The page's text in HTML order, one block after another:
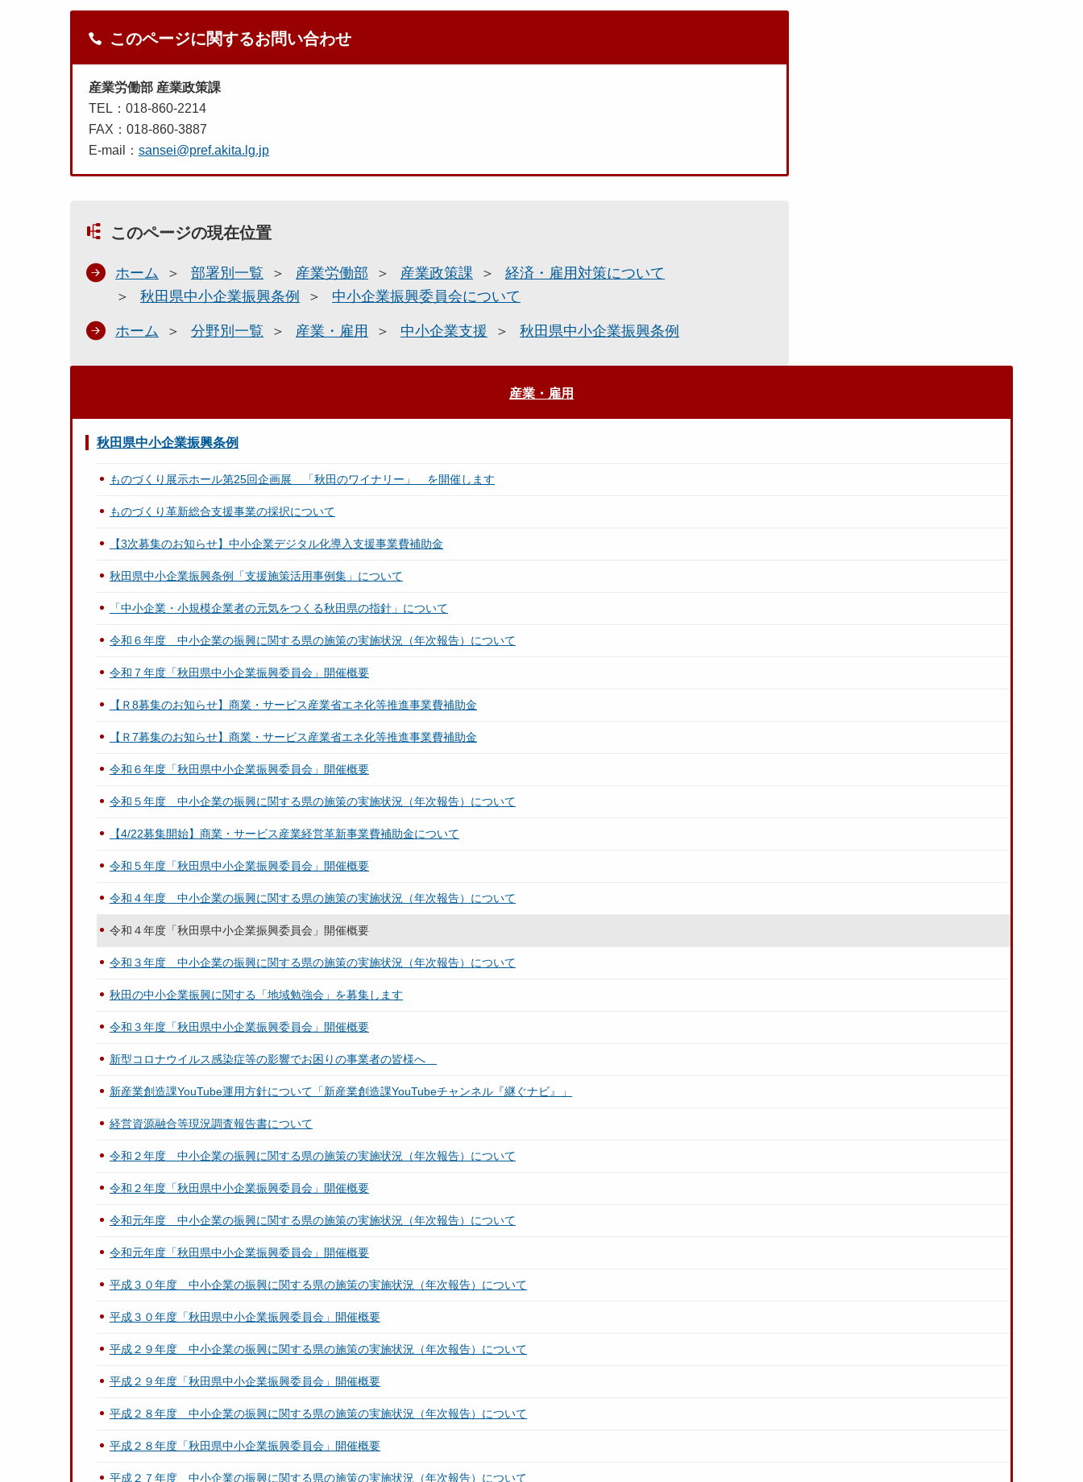
このページに関するお問い合わせ
産業労働部 産業政策課
TEL：018-860-2214
FAX：018-860-3887
E-mail： sansei@pref.akita.lg.jp
このページの現在位置
ホーム 部署別一覧 産業労働部 産業政策課
経済・雇用対策について
秋田県中小企業振興条例
中小企業振興委員会について
ホーム 分野別一覧 産業・雇用 中小企業支援 秋田県中小企業振興条例
産業・雇用
秋田県中小企業振興条例
ものづくり展示ホール第25回企画展 「秋田のワイナリー」 を開催します
ものづくり革新総合支援事業の採択について
【3次募集のお知らせ】中小企業デジタル化導入支援事業費補助金
秋田県中小企業振興条例「支援施策活用事例集」について
「中小企業・小規模企業者の元気をつくる秋田県の指針」について
令和６年度 中小企業の振興に関する県の施策の実施状況（年次報告）について
令和７年度「秋田県中小企業振興委員会」開催概要
【Ｒ8募集のお知らせ】商業・サービス産業省エネ化等推進事業費補助金
【Ｒ7募集のお知らせ】商業・サービス産業省エネ化等推進事業費補助金
令和６年度「秋田県中小企業振興委員会」開催概要
令和５年度 中小企業の振興に関する県の施策の実施状況（年次報告）について
【4/22募集開始】商業・サービス産業経営革新事業費補助金について
令和５年度「秋田県中小企業振興委員会」開催概要
令和４年度 中小企業の振興に関する県の施策の実施状況（年次報告）について
令和４年度「秋田県中小企業振興委員会」開催概要
令和３年度 中小企業の振興に関する県の施策の実施状況（年次報告）について
秋田の中小企業振興に関する「地域勉強会」を募集します
令和３年度「秋田県中小企業振興委員会」開催概要
新型コロナウイルス感染症等の影響でお困りの事業者の皆様へ
新産業創造課YouTube運用方針について「新産業創造課YouTubeチャンネル『継ぐナビ』」
経営資源融合等現況調査報告書について
令和２年度 中小企業の振興に関する県の施策の実施状況（年次報告）について
令和２年度「秋田県中小企業振興委員会」開催概要
令和元年度 中小企業の振興に関する県の施策の実施状況（年次報告）について
令和元年度「秋田県中小企業振興委員会」開催概要
平成３０年度 中小企業の振興に関する県の施策の実施状況（年次報告）について
平成３０年度「秋田県中小企業振興委員会」開催概要
平成２９年度 中小企業の振興に関する県の施策の実施状況（年次報告）について
平成２９年度「秋田県中小企業振興委員会」開催概要
平成２８年度 中小企業の振興に関する県の施策の実施状況（年次報告）について
平成２８年度「秋田県中小企業振興委員会」開催概要
平成２７年度 中小企業の振興に関する県の施策の実施状況（年次報告）について